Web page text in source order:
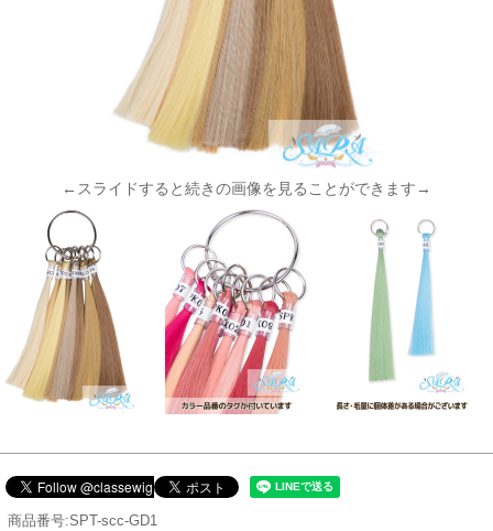
←スライドすると続きの画像を見ることができます→
商品番号:SPT-scc-GD1